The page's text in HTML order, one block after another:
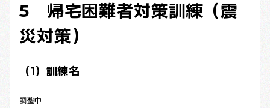
5 帰宅困難者対策訓練（震
災対策）
（1）訓練名
調整中